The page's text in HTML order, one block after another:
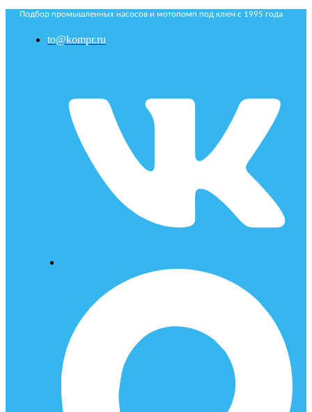
Подбор промышленных насосов и мотопомп под ключ с 1995 года
to@kompr.ru